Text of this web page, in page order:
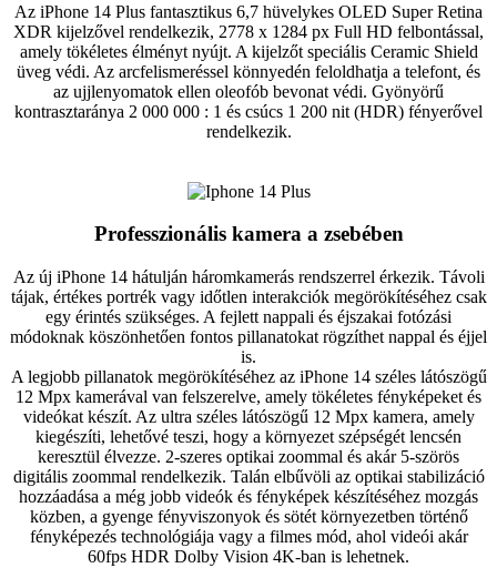
Az iPhone 14 Plus fantasztikus 6,7 hüvelykes OLED Super Retina
XDR kijelzővel rendelkezik, 2778 x 1284 px Full HD felbontással,
amely tökéletes élményt nyújt. A kijelzőt speciális Ceramic Shield
üveg védi. Az arcfelismeréssel könnyedén feloldhatja a telefont, és
az ujjlenyomatok ellen oleofób bevonat védi. Gyönyörű
kontrasztaránya 2 000 000 : 1 és csúcs 1 200 nit (HDR) fényerővel
rendelkezik.
Professzionális kamera a zsebében
Az új iPhone 14 hátulján háromkamerás rendszerrel érkezik. Távoli
tájak, értékes portrék vagy időtlen interakciók megörökítéséhez csak
egy érintés szükséges. A fejlett nappali és éjszakai fotózási
módoknak köszönhetően fontos pillanatokat rögzíthet nappal és éjjel
is.
A legjobb pillanatok megörökítéséhez az iPhone 14 széles látószögű
12 Mpx kamerával van felszerelve, amely tökéletes fényképeket és
videókat készít. Az ultra széles látószögű 12 Mpx kamera, amely
kiegészíti, lehetővé teszi, hogy a környezet szépségét lencsén
keresztül élvezze. 2-szeres optikai zoommal és akár 5-szörös
digitális zoommal rendelkezik. Talán elbűvöli az optikai stabilizáció
hozzáadása a még jobb videók és fényképek készítéséhez mozgás
közben, a gyenge fényviszonyok és sötét környezetben történő
fényképezés technológiája vagy a filmes mód, ahol videói akár
60fps HDR Dolby Vision 4K-ban is lehetnek.